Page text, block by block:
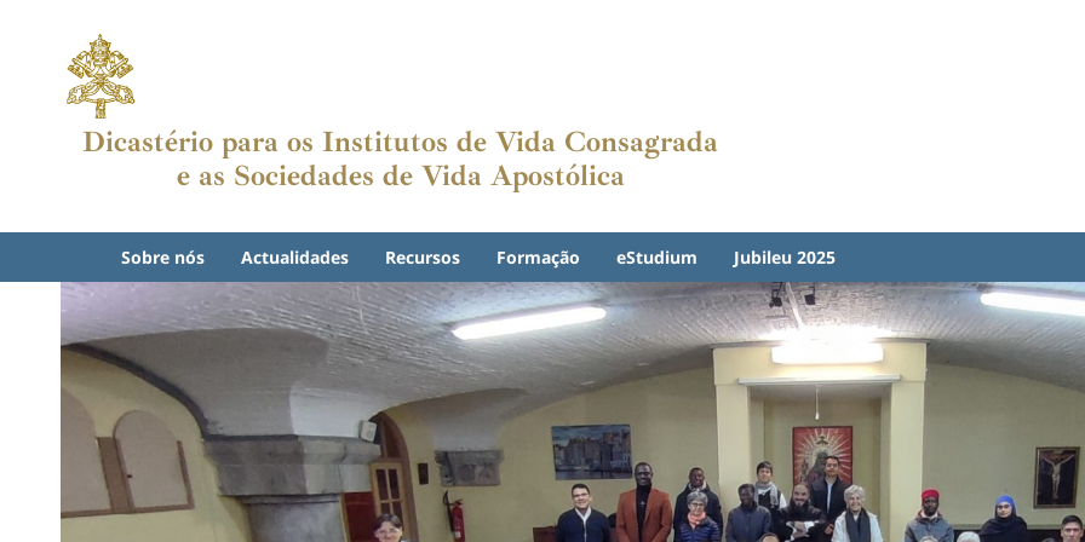
Dicastério para os Institutos de Vida Consagrada
e as Sociedades de Vida Apostólica
Sobre nós Actualidades Recursos Formação eStudium Jubileu 2025